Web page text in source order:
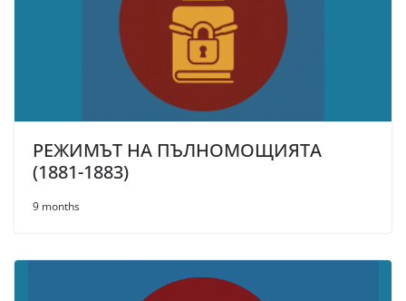
РЕЖИМЪТ НА ПЪЛНОМОЩИЯТА
(1881-1883)
9 months